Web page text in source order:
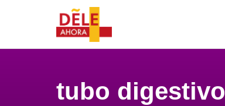
tubo digestivo